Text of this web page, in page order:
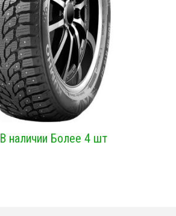
В наличии Более 4 шт